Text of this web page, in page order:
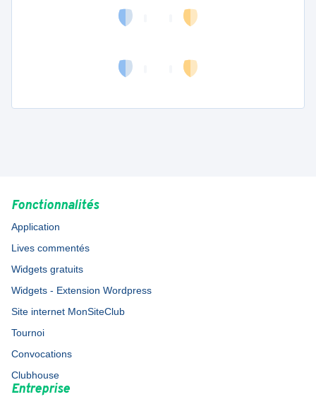
Fonctionnalités
Application
Lives commentés
Widgets gratuits
Widgets - Extension Wordpress
Site internet MonSiteClub
Tournoi
Convocations
Clubhouse
Entreprise